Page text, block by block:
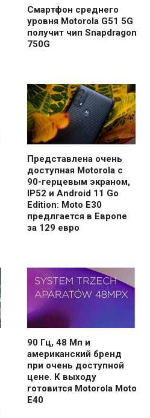
Смартфон среднего
уровня Motorola G51 5G
получит чип Snapdragon
750G
Представлена очень
доступная Motorola с
90-герцевым экраном,
IP52 и Android 11 Go
Edition: Moto E30
предлгается в Европе
за 129 евро
90 Гц, 48 Мп и
американский бренд
при очень доступной
цене. К выходу
готовится Motorola Moto
E40